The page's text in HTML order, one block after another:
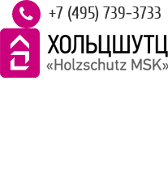
+7 (495) 739-3733